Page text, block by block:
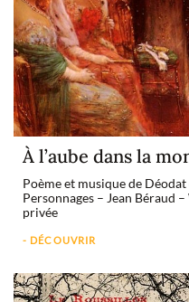
À l’aube dans la
Poème et musique de
Personnages – Jean Béraud
privée
- DÉCOUVRIR